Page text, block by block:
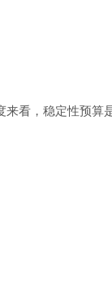
看，稳定性预算